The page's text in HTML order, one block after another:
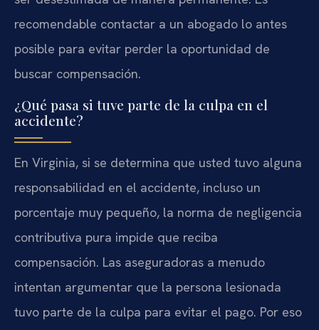
recomendable contactar a un abogado lo antes
posible para evitar perder la oportunidad de
buscar compensación.
¿Qué pasa si tuve parte de la culpa en el
accidente?
En Virginia, si se determina que usted tuvo alguna
responsabilidad en el accidente, incluso un
porcentaje muy pequeño, la norma de negligencia
contributiva pura impide que reciba
compensación. Las aseguradoras a menudo
intentan argumentar que la persona lesionada
tuvo parte de la culpa para evitar el pago. Por eso